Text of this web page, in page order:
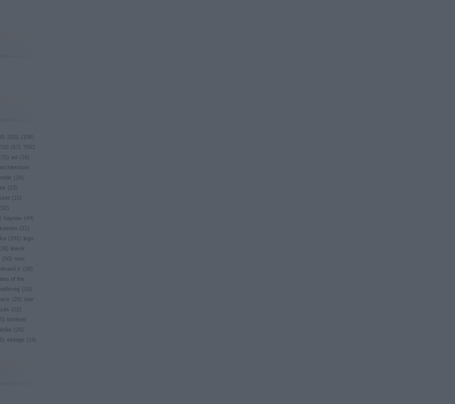
) 2011 ( 108 )
10 ( 57) 7553
72) ad ( 18 )
architecture
( 24)
( 23)
( 15)
32)
) haynau ( 44)
kamion ( 31
)
( 292)
lego
26 )
linkek
( 50) moc
olvasó ír ( 28 )
of the
( 15)
( 28 ) star
( 22)
15) történet
( 26 )
) vintage ( 16 )